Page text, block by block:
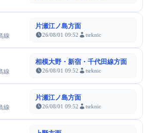
線
片瀬江ノ島方面
26/08/01 09:52 tsrknic
線
相模大野・新宿・千代田線方面
26/08/01 09:52 tsrknic
線
片瀬江ノ島方面
26/08/01 09:52 tsrknic